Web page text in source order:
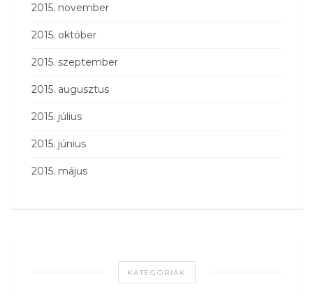
2015. november
2015. október
2015. szeptember
2015. augusztus
2015. július
2015. június
2015. május
KATEGÓRIÁK